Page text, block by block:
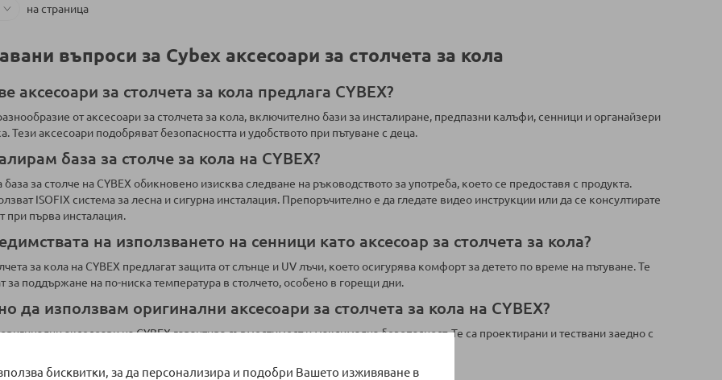
бисквитки, за да персонализира и подобри Вашето изживяване в
на страница
въпроси за Cybex аксесоари за столчета за кола
аксесоари за столчета за кола предлага CYBEX?
от аксесоари за столчета за кола, включително бази за инсталиране, предпазни калъфи, сенници и органайзери
Тези аксесоари подобряват безопасността и удобството при пътуване с деца.
база за столче за кола на CYBEX?
база за столче на CYBEX обикновено изисква следване на ръководството за употреба, което се предоставя с продукта.
ISOFIX система за лесна и сигурна инсталация. Препоръчително е да гледате видео инструкции или да се консултирате
при първа инсталация.
на използването на сенници като аксесоар за столчета за кола?
за кола на CYBEX предлагат защита от слънце и UV лъчи, което осигурява комфорт за детето по време на пътуване. Те
за поддържане на по-ниска температура в столчето, особено в горещи дни.
да използвам оригинални аксесоари за столчета за кола на CYBEX?
аксесоари на CYBEX гарантира съвместимост и максимална безопасност. Те са проектирани и тествани заедно с